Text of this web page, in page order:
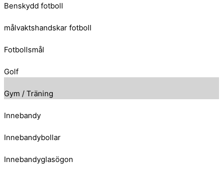
Benskydd fotboll
målvaktshandskar fotboll
Fotbollsmål
Golf
Gym / Träning
Innebandy
Innebandybollar
Innebandyglasögon